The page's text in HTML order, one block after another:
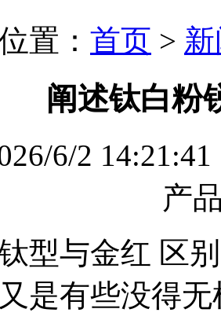
置： 首页 >
阐述钛白粉
6/2
产
型与金红 区
是有些没得